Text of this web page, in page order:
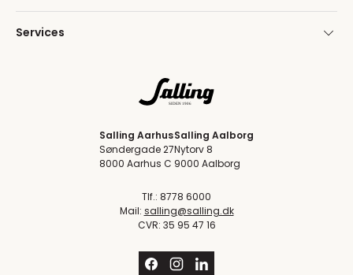
Services
Salling Aarhus
Søndergade 27
8000 Aarhus C
Salling Aalborg
Nytorv 8
9000 Aalborg
Tlf.: 8778 6000
Mail: salling@salling.dk
CVR: 35 95 47 16